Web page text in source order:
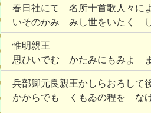
春日社にて 名所十首歌人々に
いそのかみ みし世をいたく
惟明親王
思ひいでむ かたみにもみよ
兵部卿元良親王かしらおろし
かからでも くもゐの程を な